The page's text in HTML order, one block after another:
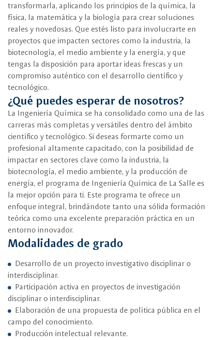
transformarla, aplicando los principios de la química, la
física, la matemática y la biología para crear soluciones
reales y novedosas. Que estés listo para involucrarte en
proyectos que impacten sectores como la industria, la
biotecnología, el medio ambiente y la energía, y que
tengas la disposición para aportar ideas frescas y un
compromiso auténtico con el desarrollo científico y
tecnológico.
¿Qué puedes esperar de nosotros?
La Ingeniería Química se ha consolidado como una de las
carreras más completas y versátiles dentro del ámbito
científico y tecnológico. Si deseas formarte como un
profesional altamente capacitado, con la posibilidad de
impactar en sectores clave como la industria, la
biotecnología, el medio ambiente, y la producción de
energía, el programa de Ingeniería Química de La Salle es
la mejor opción para ti. Este programa te ofrece un
enfoque integral, brindándote tanto una sólida formación
teórica como una excelente preparación práctica en un
entorno innovador.
Modalidades de grado
Desarrollo de un proyecto investigativo disciplinar o
interdisciplinar.
Participación activa en proyectos de investigación
disciplinar o interdisciplinar.
Elaboración de una propuesta de política pública en el
campo del conocimiento.
Producción intelectual relevante.